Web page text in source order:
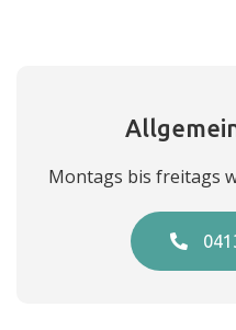
Montags bis freitags